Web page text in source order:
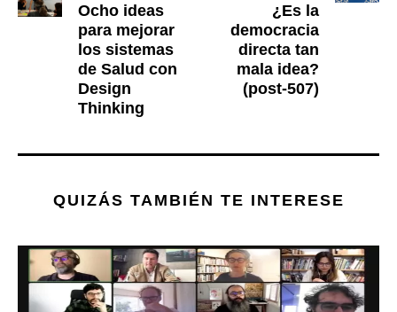
Ocho ideas
para mejorar
los sistemas
de Salud con
Design
Thinking
¿Es la
democracia
directa tan
mala idea?
(post-507)
QUIZÁS TAMBIÉN TE INTERESE